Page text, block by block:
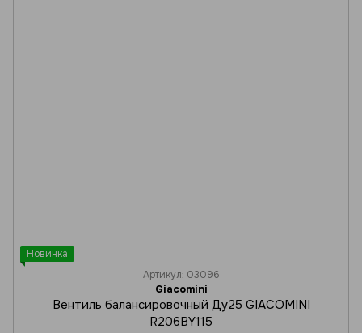
Новинка
Артикул: 03096
Giacomini
Вентиль балансировочный Ду25 GIACOMINI
R206BY115